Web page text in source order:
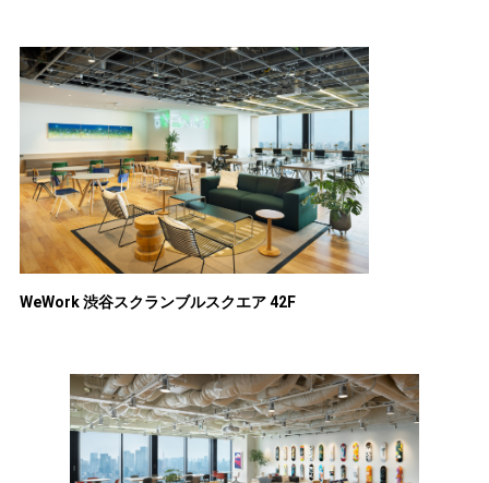
WeWork 渋谷スクランブルスクエア 42F